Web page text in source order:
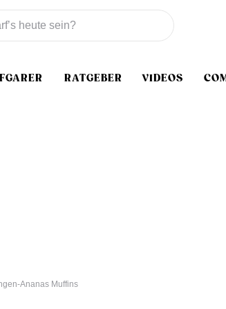
RATGEBER VIDEOS
Ananas Muffins